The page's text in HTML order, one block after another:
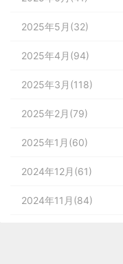
2025年5月(32)
2025年4月(94)
2025年3月(118)
2025年2月(79)
2025年1月(60)
2024年12月(61)
2024年11月(84)